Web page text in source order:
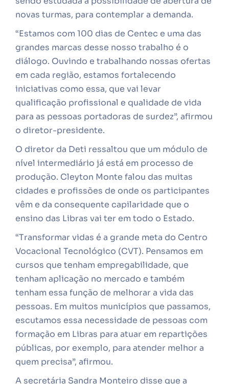
novas turmas, para contemplar a demanda.
“Estamos com 100 dias de Centec e uma das
grandes marcas desse nosso trabalho é o
diálogo. Ouvindo e trabalhando nossas ofertas
em cada região, estamos fortalecendo
iniciativas como essa, que vai levar
qualificação profissional e qualidade de vida
para as pessoas portadoras de surdez”, afirmou
o diretor-presidente.
O diretor da Deti ressaltou que um módulo de
nível intermediário já está em processo de
produção. Cleyton Monte falou das muitas
cidades e profissões de onde os participantes
vêm e da consequente capilaridade que o
ensino das Libras vai ter em todo o Estado.
“Transformar vidas é a grande meta do Centro
Vocacional Tecnológico (CVT). Pensamos em
cursos que tenham empregabilidade, que
tenham aplicação no mercado e também
tenham essa função de melhorar a vida das
pessoas. Em muitos municípios que passamos,
escutamos essa necessidade de pessoas com
formação em Libras para atuar em repartições
públicas, por exemplo, para atender melhor a
quem precisa”, afirmou.
A secretária Sandra Monteiro disse que a